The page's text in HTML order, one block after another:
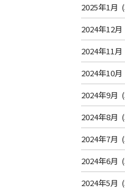
2025年1月
2024年12月
2024年11月
2024年10月
2024年9月
2024年8月
2024年7月
2024年6月
2024年5月